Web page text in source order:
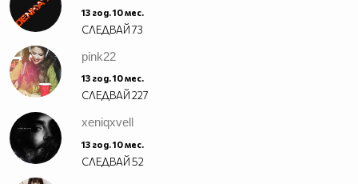
13 год. 10 мес.
СЛЕДВАЙ73
pink22
13 год. 10 мес.
СЛЕДВАЙ227
xeniqxvell
13 год. 10 мес.
СЛЕДВАЙ52